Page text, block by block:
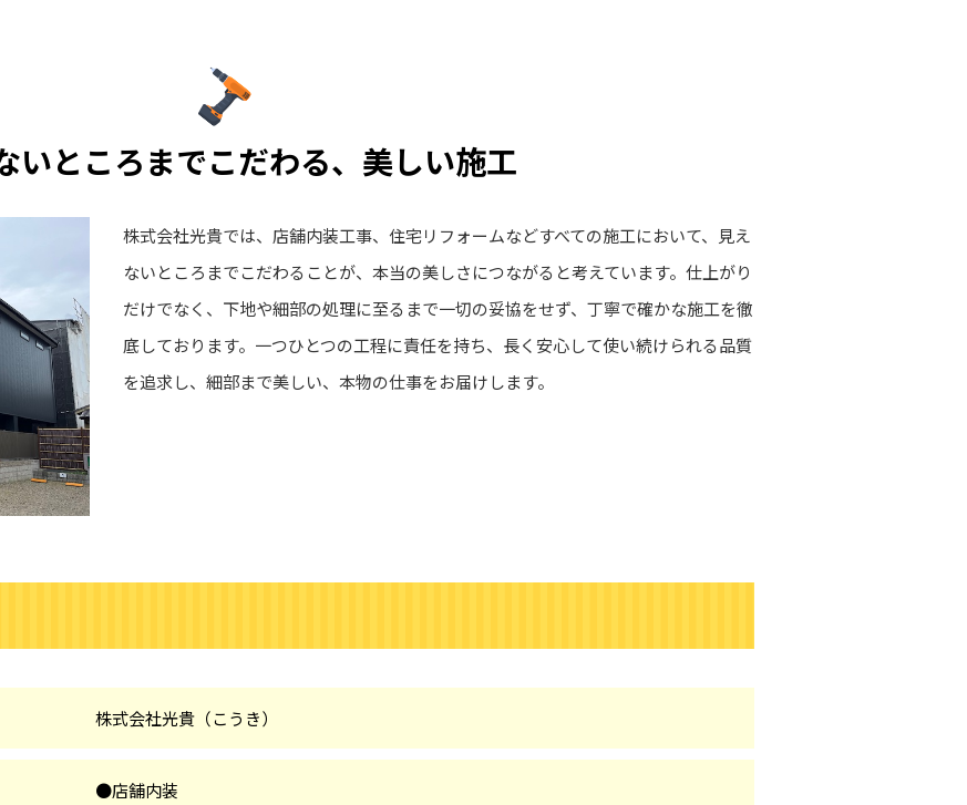
いところまでこだわる、美しい施工
株式会社光貴では、店舗内装工事、住宅リフォームなどすべての施工において、見え
ないところまでこだわることが、本当の美しさにつながると考えています。仕上がり
だけでなく、下地や細部の処理に至るまで一切の妥協をせず、丁寧で確かな施工を徹
底しております。一つひとつの工程に責任を持ち、長く安心して使い続けられる品質
を追求し、細部まで美しい、本物の仕事をお届けします。
株式会社光貴（こうき）
●店舗内装